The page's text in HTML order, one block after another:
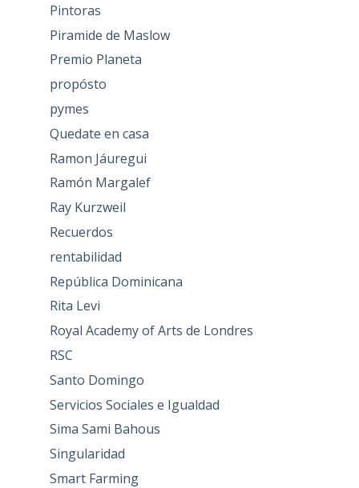
Pintoras
Piramide de Maslow
Premio Planeta
propósto
pymes
Quedate en casa
Ramon Jáuregui
Ramón Margalef
Ray Kurzweil
Recuerdos
rentabilidad
República Dominicana
Rita Levi
Royal Academy of Arts de Londres
RSC
Santo Domingo
Servicios Sociales e Igualdad
Sima Sami Bahous
Singularidad
Smart Farming